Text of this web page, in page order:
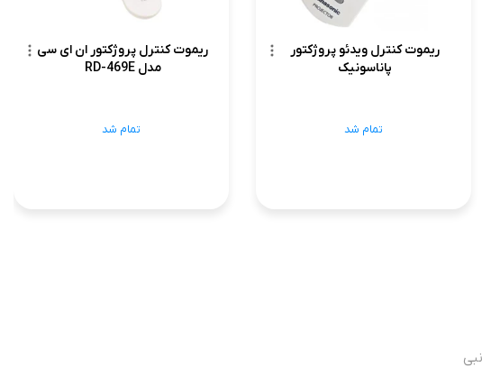
ریموت کنترل ویدئو پروژکتور
پاناسونیک
تمام شد
ریموت کنترل پروژکتور ان ای سی
مدل RD-469E
تمام شد